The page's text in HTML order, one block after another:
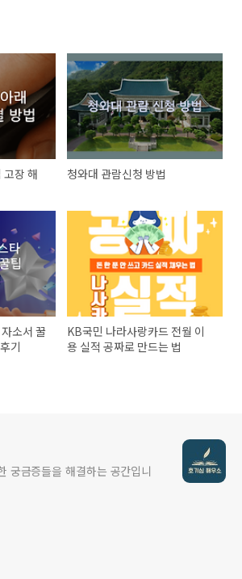
고장 해
청와대 관람신청 방법
소서 꿀
기
KB국민 나라사랑카드 전월 이
용 실적 공짜로 만드는 법
궁금증들을 해결하는 공간입니